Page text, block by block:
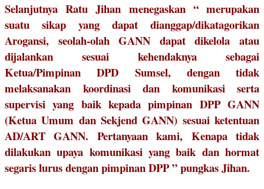
Selanjutnya Ratu Jihan menegaskan “ merupakan
suatu sikap yang dapat dianggap/dikatagorikan
Arogansi, seolah-olah GANN dapat dikelola atau
dijalankan sesuai kehendaknya sebagai
Ketua/Pimpinan DPD Sumsel, dengan tidak
melaksanakan koordinasi dan komunikasi serta
supervisi yang baik kepada pimpinan DPP GANN
(Ketua Umum dan Sekjend GANN) sesuai ketentuan
AD/ART GANN. Pertanyaan kami, Kenapa tidak
dilakukan upaya komunikasi yang baik dan hormat
segaris lurus dengan pimpinan DPP ” pungkas Jihan.